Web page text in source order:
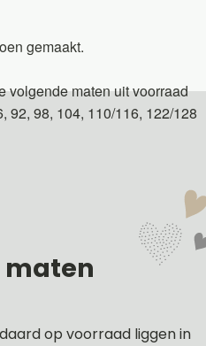
gemaakt.
volgende maten uit voorraad
92, 98, 104, 110/116, 122/128
maten
op voorraad liggen in